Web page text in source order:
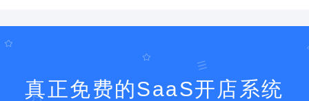
真正免费的SaaS开店系统